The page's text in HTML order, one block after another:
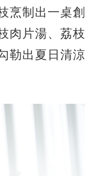
烹制出一桌創
肉片湯、荔枝
勒出夏日清涼